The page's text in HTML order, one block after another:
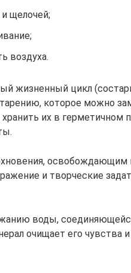
щелочей;
воздуха.
жизненный цикл
которое можно
их в герметичном
и творческие
воды,
очищает его чувства